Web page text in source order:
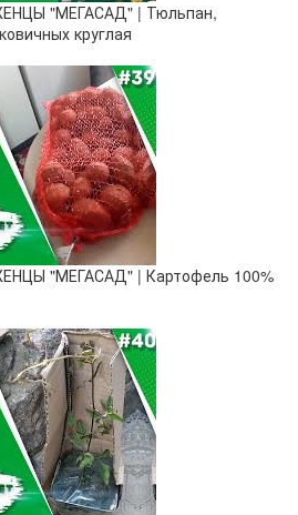
"МЕГАСАД" | Тюльпан,
круглая
"МЕГАСАД" | Картофель 100%